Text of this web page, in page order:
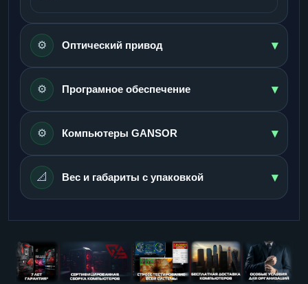
⚙️ Оптический привод ▾
⚙️ Програмное обеспечение ▾
⚙️ Компьютеры GANSOR ▾
📐 Вес и габариты с упаковкой ▾